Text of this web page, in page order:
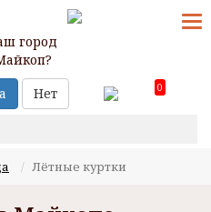
город
Нет 0
Лётные куртки